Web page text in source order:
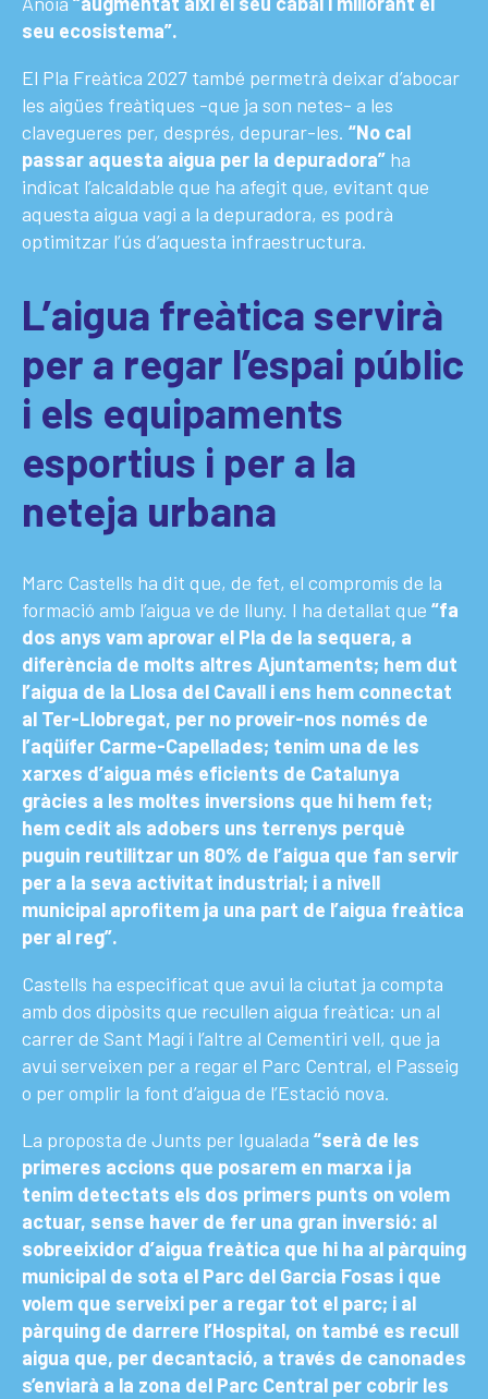
seu ecosistema”.
El Pla Freàtica 2027 també permetrà deixar d’abocar
les aigües freàtiques -que ja son netes- a les
clavegueres per, després, depurar-les. “No cal
passar aquesta aigua per la depuradora” ha
indicat l’alcaldable que ha afegit que, evitant que
aquesta aigua vagi a la depuradora, es podrà
optimitzar l’ús d’aquesta infraestructura.
L’aigua freàtica servirà
per a regar l’espai públic
i els equipaments
esportius i per a la
neteja urbana
Marc Castells ha dit que, de fet, el compromís de la
formació amb l’aigua ve de lluny. I ha detallat que “fa
dos anys vam aprovar el Pla de la sequera, a
diferència de molts altres Ajuntaments; hem dut
l’aigua de la Llosa del Cavall i ens hem connectat
al Ter-Llobregat, per no proveir-nos només de
l’aqüífer Carme-Capellades; tenim una de les
xarxes d’aigua més eficients de Catalunya
gràcies a les moltes inversions que hi hem fet;
hem cedit als adobers uns terrenys perquè
puguin reutilitzar un 80% de l’aigua que fan servir
per a la seva activitat industrial; i a nivell
municipal aprofitem ja una part de l’aigua freàtica
per al reg”.
Castells ha especificat que avui la ciutat ja compta
amb dos dipòsits que recullen aigua freàtica: un al
carrer de Sant Magí i l’altre al Cementiri vell, que ja
avui serveixen per a regar el Parc Central, el Passeig
o per omplir la font d’aigua de l’Estació nova.
La proposta de Junts per Igualada “serà de les
primeres accions que posarem en marxa i ja
tenim detectats els dos primers punts on volem
actuar, sense haver de fer una gran inversió: al
sobreeixidor d’aigua freàtica que hi ha al pàrquing
municipal de sota el Parc del Garcia Fosas i que
volem que serveixi per a regar tot el parc; i al
pàrquing de darrere l’Hospital, on també es recull
aigua que, per decantació, a través de canonades
s’enviarà a la zona del Parc Central per cobrir les